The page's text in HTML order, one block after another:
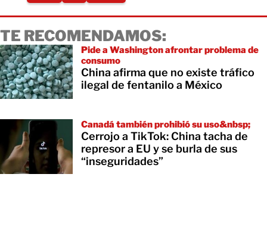
TE RECOMENDAMOS:
Pide a Washington afrontar problema de
consumo
China afirma que no existe tráfico
ilegal de fentanilo a México
Canadá también prohibió su uso&nbsp;
Cerrojo a TikTok: China tacha de
represor a EU y se burla de sus
“inseguridades”